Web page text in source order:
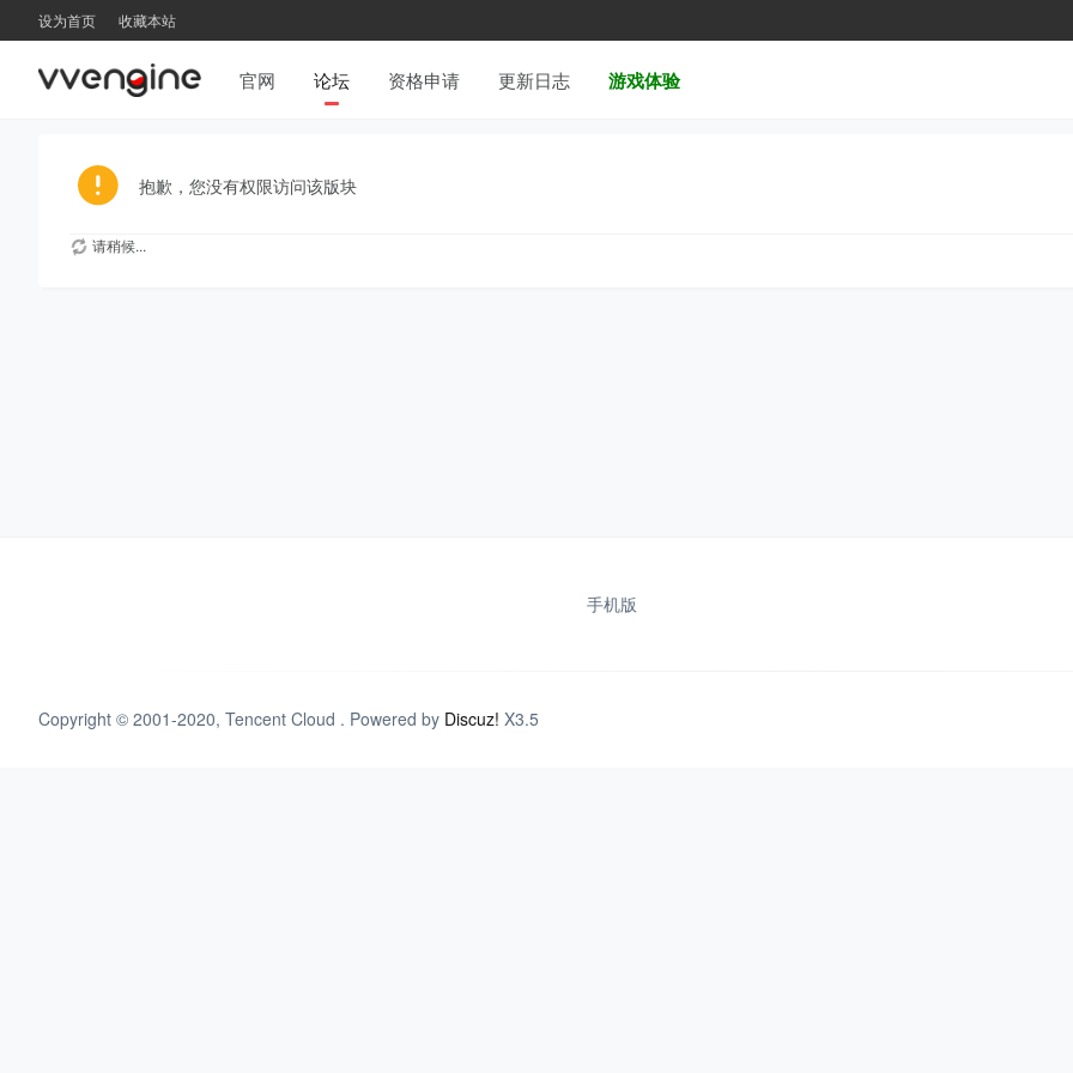
设为首页 收藏本站
官网 论坛 资格申请 更新日志 游戏体验
抱歉，您没有权限访问该版块
请稍候...
手机版
Copyright © 2001-2020, Tencent Cloud . Powered by Discuz! X3.5